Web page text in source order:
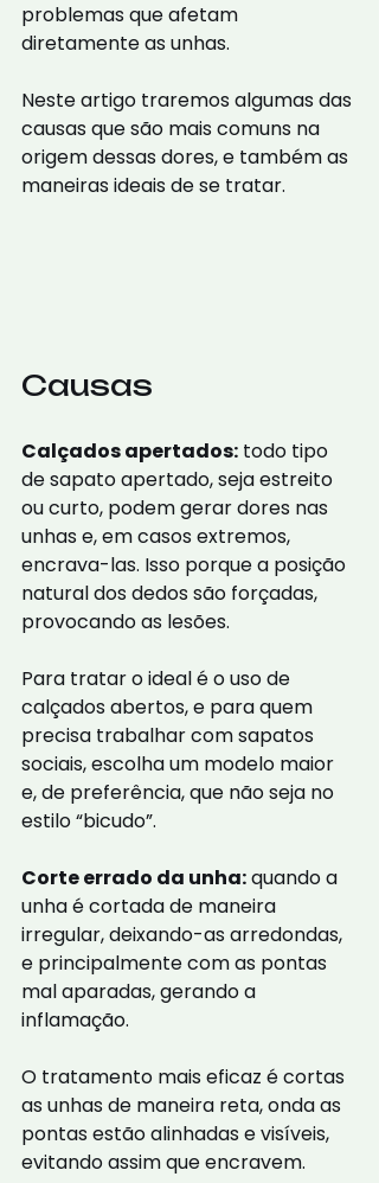
problemas que afetam
diretamente as unhas.
Neste artigo traremos algumas das
causas que são mais comuns na
origem dessas dores, e também as
maneiras ideais de se tratar.
Causas
Calçados apertados: todo tipo
de sapato apertado, seja estreito
ou curto, podem gerar dores nas
unhas e, em casos extremos,
encrava-las. Isso porque a posição
natural dos dedos são forçadas,
provocando as lesões.
Para tratar o ideal é o uso de
calçados abertos, e para quem
precisa trabalhar com sapatos
sociais, escolha um modelo maior
e, de preferência, que não seja no
estilo “bicudo”.
Corte errado da unha: quando a
unha é cortada de maneira
irregular, deixando-as arredondas,
e principalmente com as pontas
mal aparadas, gerando a
inflamação.
O tratamento mais eficaz é cortas
as unhas de maneira reta, onda as
pontas estão alinhadas e visíveis,
evitando assim que encravem.